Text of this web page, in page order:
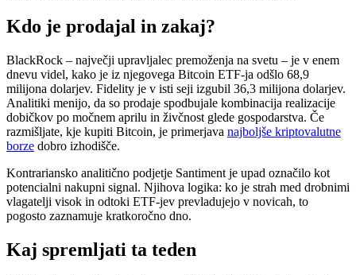
Kdo je prodajal in zakaj?
BlackRock – največji upravljalec premoženja na svetu – je v enem
dnevu videl, kako je iz njegovega Bitcoin ETF-ja odšlo 68,9
milijona dolarjev. Fidelity je v isti seji izgubil 36,3 milijona dolarjev.
Analitiki menijo, da so prodaje spodbujale kombinacija realizacije
dobičkov po močnem aprilu in živčnost glede gospodarstva. Če
razmišljate, kje kupiti Bitcoin, je primerjava najboljše kriptovalutne
borze dobro izhodišče.
Kontrariansko analitično podjetje Santiment je upad označilo kot
potencialni nakupni signal. Njihova logika: ko je strah med drobnimi
vlagatelji visok in odtoki ETF-jev prevladujejo v novicah, to
pogosto zaznamuje kratkoročno dno.
Kaj spremljati ta teden